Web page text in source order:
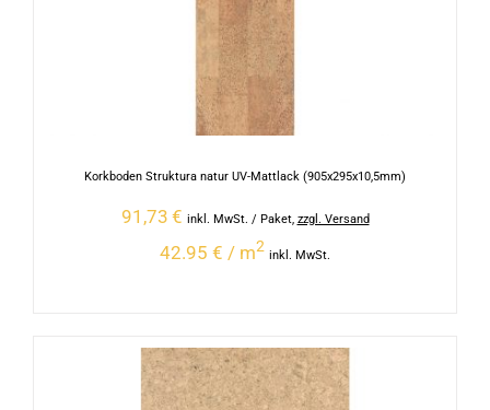
Korkboden Struktura natur UV-Mattlack (905x295x10,5mm)
91,73 € inkl. MwSt. / Paket, zzgl. Versand
42.95 € / m2
inkl. MwSt.